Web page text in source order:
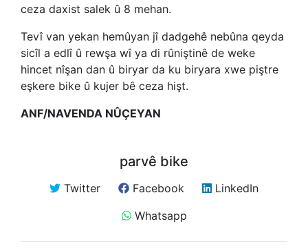
ceza daxist salek û 8 mehan.
Tevî van yekan hemûyan jî dadgehê nebûna qeyda
sicîl a edlî û rewşa wî ya di rûniştinê de weke
hincet nîşan dan û biryar da ku biryara xwe piştre
eşkere bike û kujer bê ceza hişt.
ANF/NAVENDA NÛÇEYAN
parvê bike
Twitter Facebook
LinkedIn
Whatsapp